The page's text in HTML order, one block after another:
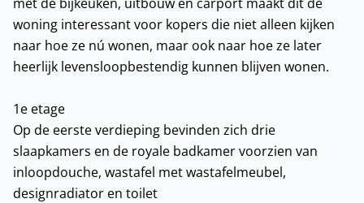
woning interessant voor kopers die niet alleen kijken
naar hoe ze nú wonen, maar ook naar hoe ze later
heerlijk levensloopbestendig kunnen blijven wonen.
1e etage
Op de eerste verdieping bevinden zich drie
slaapkamers en de royale badkamer voorzien van
inloopdouche, wastafel met wastafelmeubel,
designradiator en toilet